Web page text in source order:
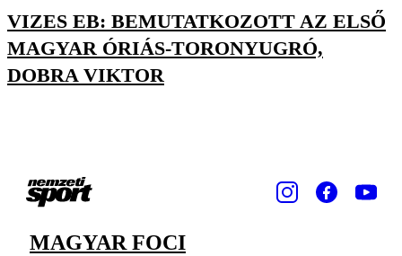
VIZES EB: BEMUTATKOZOTT AZ ELSŐ
MAGYAR ÓRIÁS-TORONYUGRÓ,
DOBRA VIKTOR
MAGYAR FOCI